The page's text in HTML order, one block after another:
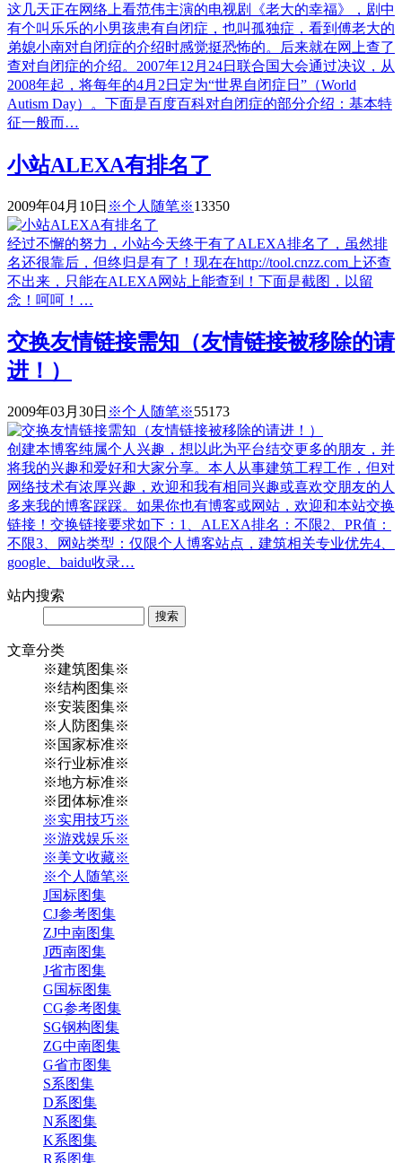
这几天正在网络上看范伟主演的电视剧《老大的幸福》，剧中
有个叫乐乐的小男孩患有自闭症，也叫孤独症，看到傅老大的
弟媳小南对自闭症的介绍时感觉挺恐怖的。后来就在网上查了
查对自闭症的介绍。2007年12月24日联合国大会通过决议，从
2008年起，将每年的4月2日定为“世界自闭症日”（World
Autism Day）。下面是百度百科对自闭症的部分介绍：基本特
征一般而…
小站ALEXA有排名了
2009年04月10日 ※个人随笔※13350
经过不懈的努力，小站今天终于有了ALEXA排名了，虽然排
名还很靠后，但终归是有了！现在在http://tool.cnzz.com上还查
不出来，只能在ALEXA网站上能查到！下面是截图，以留
念！呵呵！…
交换友情链接需知（友情链接被移除的请
进！）
2009年03月30日 ※个人随笔※55173
创建本博客纯属个人兴趣，想以此为平台结交更多的朋友，并
将我的兴趣和爱好和大家分享。本人从事建筑工程工作，但对
网络技术有浓厚兴趣，欢迎和我有相同兴趣或喜欢交朋友的人
多来我的博客踩踩。如果你也有博客或网站，欢迎和本站交换
链接！交换链接要求如下：1、ALEXA排名：不限2、PR值：
不限3、网站类型：仅限个人博客站点，建筑相关专业优先4、
google、baidu收录…
站内搜索
文章分类
※建筑图集※
※结构图集※
※安装图集※
※人防图集※
※国家标准※
※行业标准※
※地方标准※
※团体标准※
※实用技巧※
※游戏娱乐※
※美文收藏※
※个人随笔※
J国标图集
CJ参考图集
ZJ中南图集
J西南图集
J省市图集
G国标图集
CG参考图集
SG钢构图集
ZG中南图集
G省市图集
S系图集
D系图集
N系图集
K系图集
R系图集